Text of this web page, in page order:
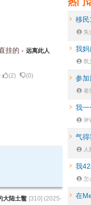
挂的 - 远离此人
(2) (0)
大陆土鳖 [310] (2025-
移民
失
我妈
凯
参加
老
我一
评
气得
人
我
怎
在